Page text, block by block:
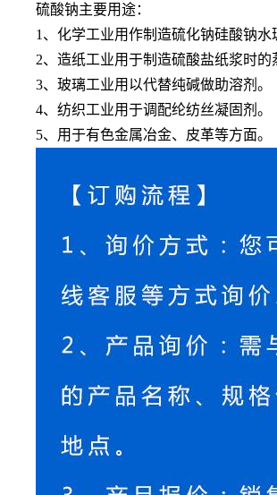
硫酸钠主要用途：
1、化学工业用作制造硫化钠硅酸钠水
2、造纸工业用于制造硫酸盐纸浆时的
3、玻璃工业用以代替纯碱做助溶剂。
4、纺织工业用于调配纶纺丝凝固剂。
5、用于有色金属冶金、皮革等方面。